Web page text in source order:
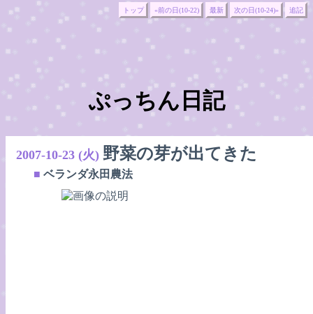
トップ «前の日(10-22) 最新 次の日(10-24)» 追記
ぷっちん日記
2007-10-23 (火) 野菜の芽が出てきた
■ ベランダ永田農法